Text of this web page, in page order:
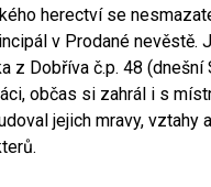
herectví se
v Prodané
z Dobříva č.p. 48
občas si zahrál i s
jejich mravy, vztahy